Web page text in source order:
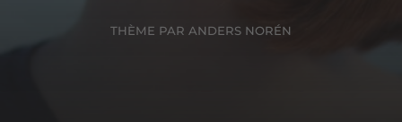
THÈME PAR ANDERS NORÉN